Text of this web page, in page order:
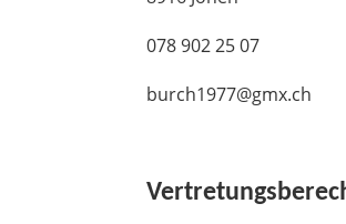
078 902 25 07
burch1977@gmx.ch